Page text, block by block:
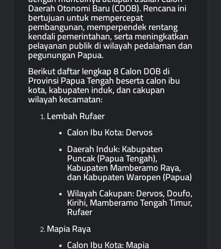
Daerah Otonomi Baru (CDOB). Rencana ini
bertujuan untuk mempercepat
pembangunan, memperpendek rentang
kendali pemerintahan, serta meningkatkan
pelayanan publik di wilayah pedalaman dan
pegunungan Papua.
Berikut daftar lengkap 8 Calon DOB di
Provinsi Papua Tengah beserta calon ibu
kota, kabupaten induk, dan cakupan
wilayah kecamatan:
Lembah Rufaer
Calon Ibu Kota: Dervos
Daerah Induk: Kabupaten
Puncak (Papua Tengah),
Kabupaten Mamberamo Raya,
dan Kabupaten Waropen (Papua)
Wilayah Cakupan: Dervos, Doufo,
Kirihi, Mamberamo Tengah Timur,
Rufaer
Mapia Raya
Calon Ibu Kota: Mapia